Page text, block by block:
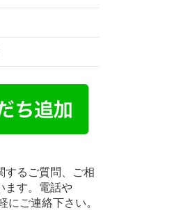
するご質問、ご相
ます。電話や
にご連絡下さい。